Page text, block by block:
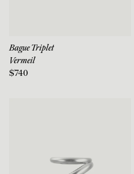
Bague Triplet
Vermeil
$740